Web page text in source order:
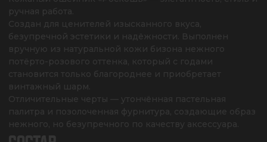
ручная работа.
Создан для ценителей изысканного вкуса,
безупречной эстетики и надёжности. Выполнен
вручную из натуральной кожи бизона нежного
потёрто-розового оттенка, который с годами
становится только благороднее и приобретает
винтажный шарм.
Отличительные черты — утончённая пастельная
палитра и позолоченная фурнитура, создающие образ
нежного, но безупречного по качеству аксессуара.